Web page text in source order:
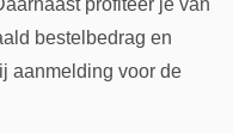
profiteer je van
bestelbedrag en
aanmelding voor de